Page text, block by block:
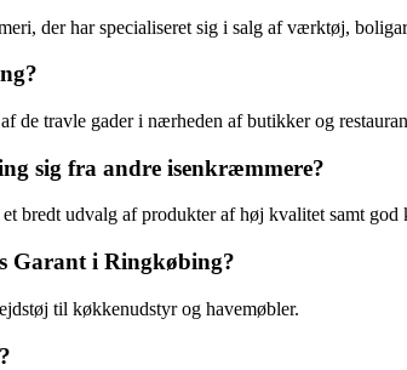
der har specialiseret sig i salg af værktøj,
de travle gader i nærheden af butikker og
sig fra andre isenkræmmere?
bredt udvalg af produkter af høj kvalitet samt god
Garant i Ringkøbing?
til køkkenudstyr og havemøbler.